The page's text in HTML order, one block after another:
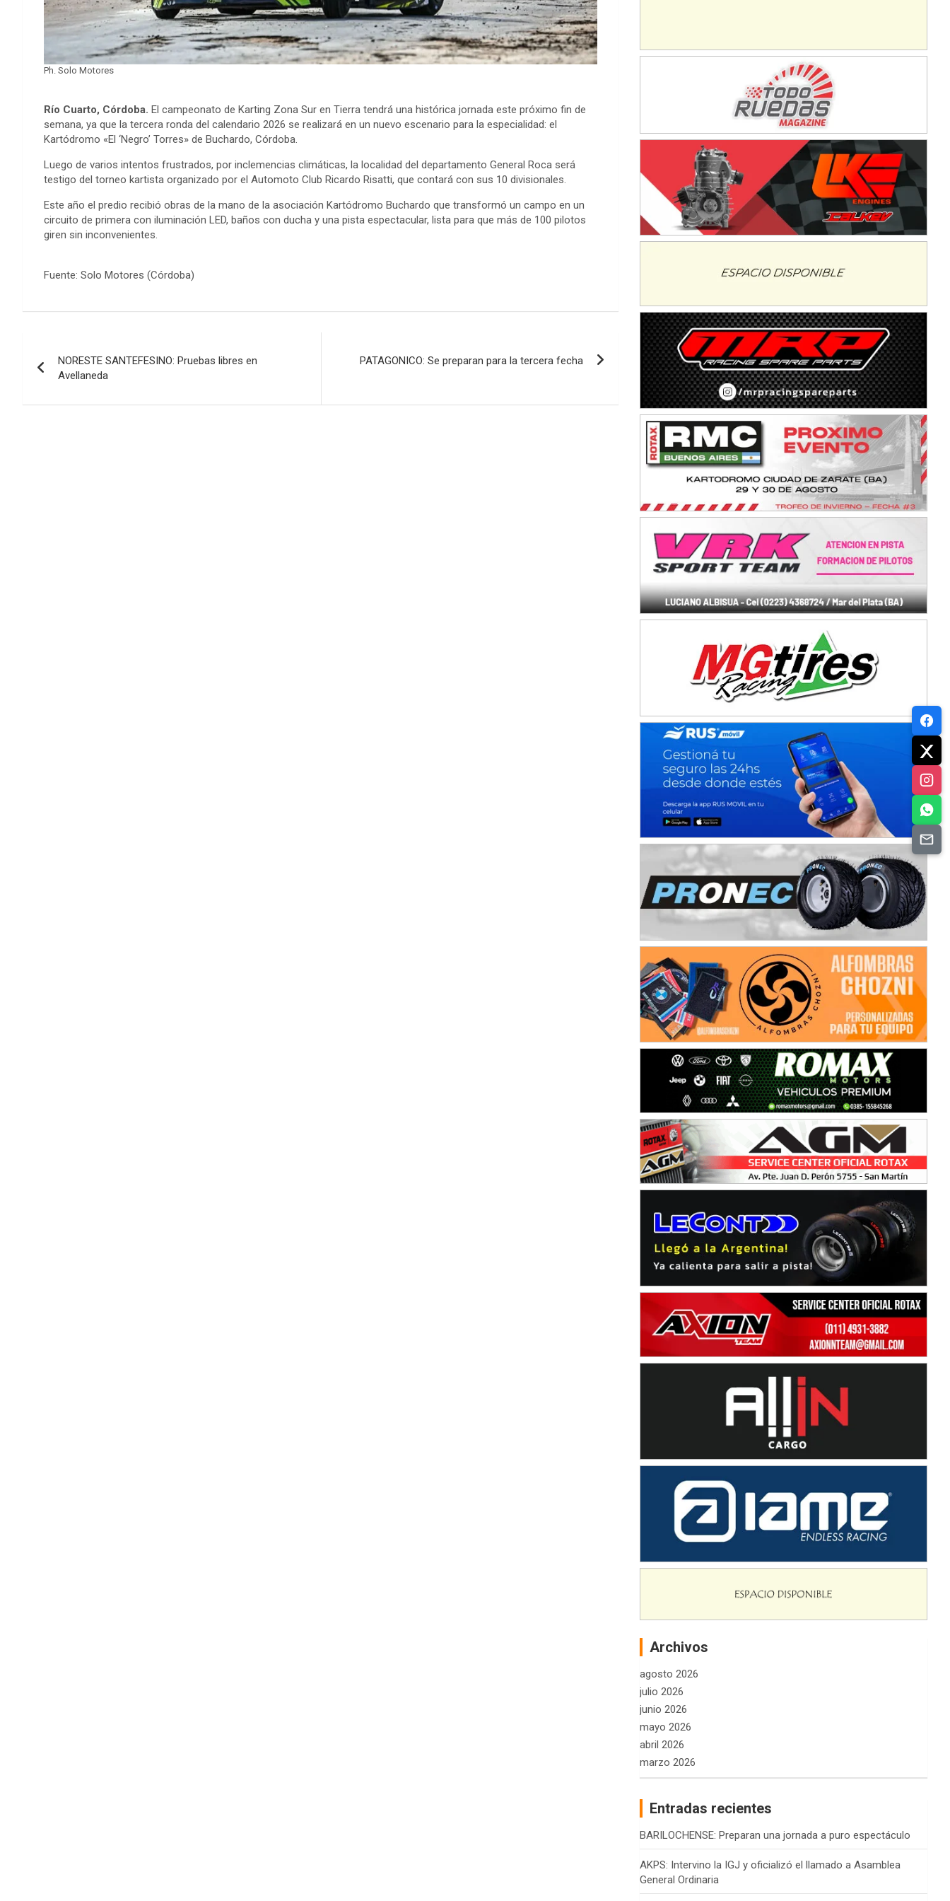
Ph. Solo Motores
Río Cuarto, Córdoba. El campeonato de Karting Zona Sur en Tierra tendrá una histórica jornada este próximo fin de
semana, ya que la tercera ronda del calendario 2026 se realizará en un nuevo escenario para la especialidad: el
Kartódromo «El ‘Negro’ Torres» de Buchardo, Córdoba.
Luego de varios intentos frustrados, por inclemencias climáticas, la localidad del departamento General Roca será
testigo del torneo kartista organizado por el Automoto Club Ricardo Risatti, que contará con sus 10 divisionales.
Este año el predio recibió obras de la mano de la asociación Kartódromo Buchardo que transformó un campo en un
circuito de primera con iluminación LED, baños con ducha y una pista espectacular, lista para que más de 100 pilotos
giren sin inconvenientes.
Fuente: Solo Motores (Córdoba)
de
entradas
NORESTE SANTEFESINO: Pruebas libres en
Avellaneda
PATAGONICO: Se preparan para la tercera fecha
Ramiro Tot (Asfalto)
Ciudad de Trenque Lauquen (Asfalto)
Trenque Lauquen (Buenos Aires)
ENTRERRIANO - F6 (POSTERGADA)
Parque de la Velocidad (Asfalto)
Villaguay (Entre Ríos)
VICTORIENSE - F7
El Cerro (Tierra)
Victoria (Entre Ríos)
Moto Club Reginense (Tierra)
CSK - F7
Juventud Unida (Tierra)
Humboldt (Santa Fe)
NORESTE SANTAFESINO - F6
Ciudad de Avellaneda (Asfalto)
Avellaneda (Santa Fe)
SUR SANTAFESINO - F4
José Samuel Sánchez (Tierra)
Rufino (Santa Fe)
TUCUMANO - F5
Juan Navarro (Asfalto)
Archivos
agosto 2026
julio 2026
junio 2026
mayo 2026
abril 2026
marzo 2026
Entradas recientes
BARILOCHENSE: Preparan una jornada a puro espectáculo
AKPS: Intervino la IGJ y oficializó el llamado a Asamblea
General Ordinaria